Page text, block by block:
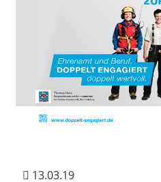
13.03.19